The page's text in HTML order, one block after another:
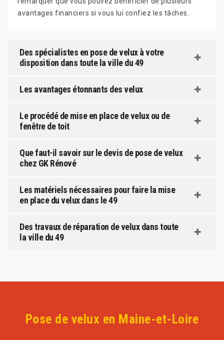
avantages financiers si vous lui confiez les tâches.
Des spécialistes en pose de velux à votre
disposition dans toute la ville du 49
Les avantages étonnants des velux
Le procédé de mise en place de velux ou de
fenêtre de toit
Que faut-il savoir sur le devis de pose de velux
chez GK Rénové
Les matériels nécessaires pour faire la mise
en place du velux dans le 49
Des travaux de réparation de velux dans toute
la ville du 49
Pose de velux en Maine-et-Loire